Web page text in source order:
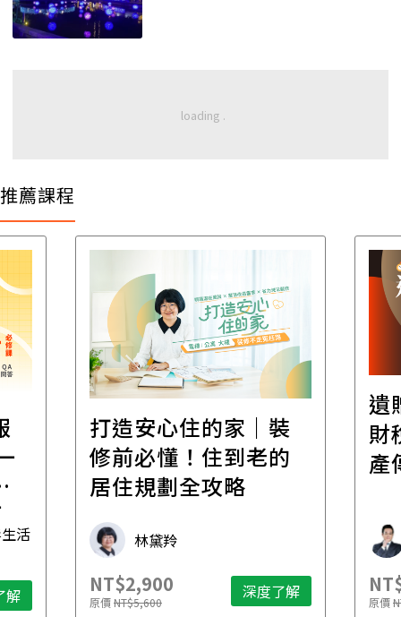
推薦課程
活
解
打造安心住的家｜裝
修前必懂！住到老的
居住規劃全攻略
林黛羚
NT$2,900
原價NT$5,600 深度了解
遺
財
產
原價